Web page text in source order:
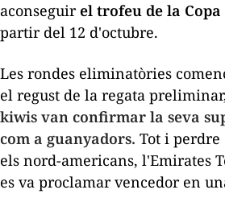
aconseguir el trofeu de la
partir del 12 d'octubre.
Les rondes eliminatòries
el regust de la regata
kiwis van confirmar la seva
com a guanyadors. Tot i perdre
els nord-americans, l'Emirates
es va proclamar vencedor en